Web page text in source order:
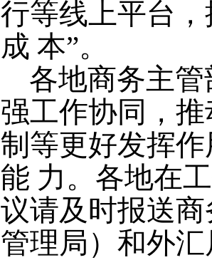
行等线上平台
成 本”。
各地商务主管
强工作协同，
制等更好发挥
能 力。各地在
议请及时报送
管理局）和外